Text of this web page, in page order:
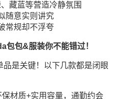
藏蓝等营造冷静氛围
随意实则讲究
常规却不浮夸
包&服装你不能错过！
是关键！以下几款都是闭眼
材质+实用容量，通勤约会